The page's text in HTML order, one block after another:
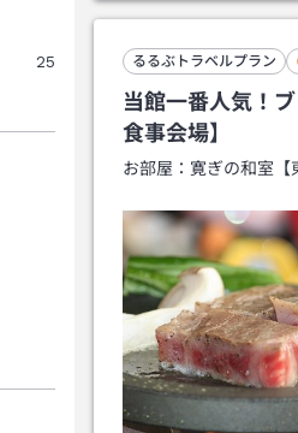
25 るるぶトラベルプラン
当館一番人気！
食事会場】
お部屋： 寛ぎの和室【